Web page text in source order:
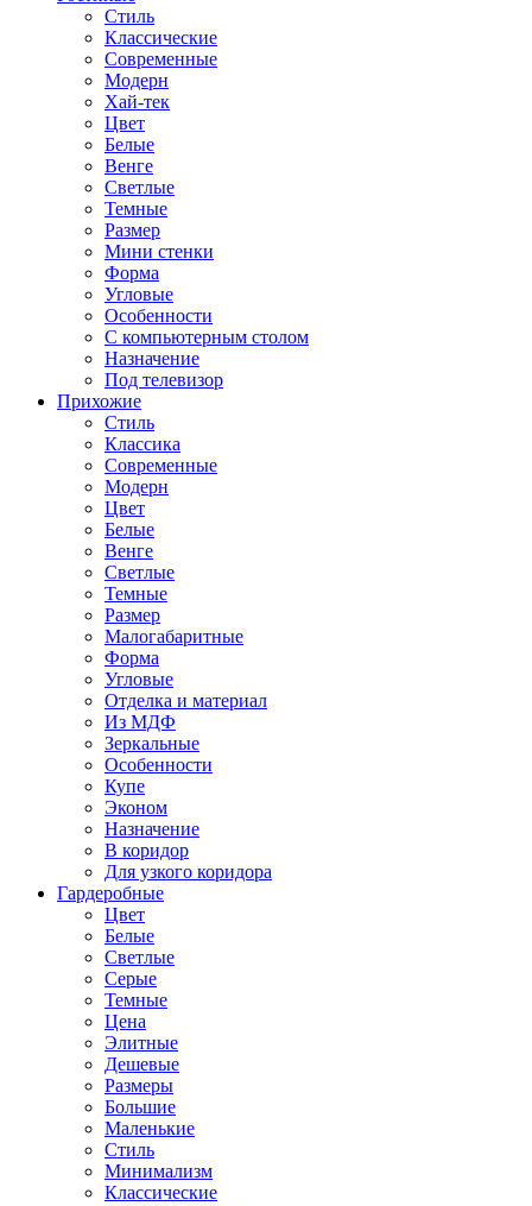
Стиль
Классические
Современные
Модерн
Хай-тек
Цвет
Белые
Венге
Светлые
Темные
Размер
Мини стенки
Форма
Угловые
Особенности
С компьютерным столом
Назначение
Под телевизор
Прихожие
Стиль
Классика
Современные
Модерн
Цвет
Белые
Венге
Светлые
Темные
Размер
Малогабаритные
Форма
Угловые
Отделка и материал
Из МДФ
Зеркальные
Особенности
Купе
Эконом
Назначение
В коридор
Для узкого коридора
Гардеробные
Цвет
Белые
Светлые
Серые
Темные
Цена
Элитные
Дешевые
Размеры
Большие
Маленькие
Стиль
Минимализм
Классические